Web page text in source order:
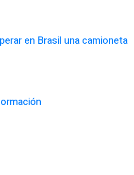
en Brasil una camioneta